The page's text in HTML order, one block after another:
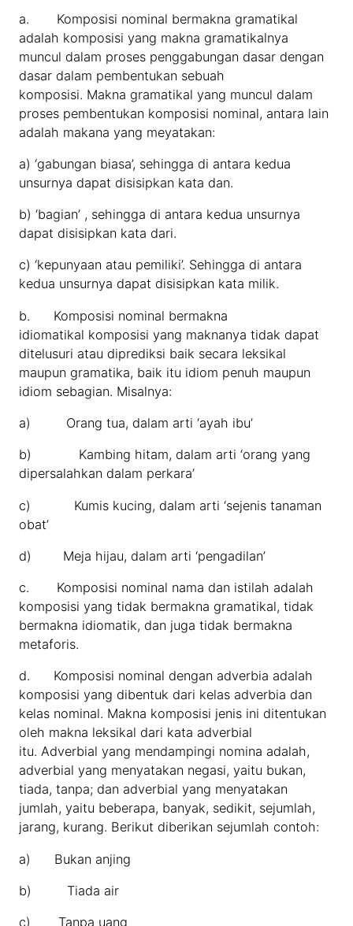
a. Komposisi nominal bermakna gramatikal
adalah komposisi yang makna gramatikalnya
muncul dalam proses penggabungan dasar dengan
dasar dalam pembentukan sebuah
komposisi. Makna gramatikal yang muncul dalam
proses pembentukan komposisi nominal, antara lain
adalah makana yang meyatakan:
a) ‘gabungan biasa’, sehingga di antara kedua
unsurnya dapat disisipkan kata dan.
b) ‘bagian’ , sehingga di antara kedua unsurnya
dapat disisipkan kata dari.
c) ‘kepunyaan atau pemiliki’. Sehingga di antara
kedua unsurnya dapat disisipkan kata milik.
b. Komposisi nominal bermakna
idiomatikal komposisi yang maknanya tidak dapat
ditelusuri atau diprediksi baik secara leksikal
maupun gramatika, baik itu idiom penuh maupun
idiom sebagian. Misalnya:
a) Orang tua, dalam arti ‘ayah ibu’
b) Kambing hitam, dalam arti ‘orang yang
dipersalahkan dalam perkara’
c) Kumis kucing, dalam arti ‘sejenis tanaman
obat’
d) Meja hijau, dalam arti ‘pengadilan’
c. Komposisi nominal nama dan istilah adalah
komposisi yang tidak bermakna gramatikal, tidak
bermakna idiomatik, dan juga tidak bermakna
metaforis.
d. Komposisi nominal dengan adverbia adalah
komposisi yang dibentuk dari kelas adverbia dan
kelas nominal. Makna komposisi jenis ini ditentukan
oleh makna leksikal dari kata adverbial
itu. Adverbial yang mendampingi nomina adalah,
adverbial yang menyatakan negasi, yaitu bukan,
tiada, tanpa; dan adverbial yang menyatakan
jumlah, yaitu beberapa, banyak, sedikit, sejumlah,
jarang, kurang. Berikut diberikan sejumlah contoh:
a) Bukan anjing
b) Tiada air
c) Tanpa uang